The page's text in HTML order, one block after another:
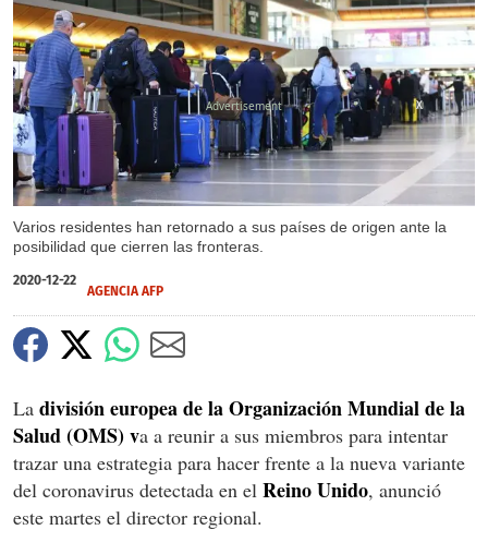
Varios residentes han retornado a sus países de origen ante la
posibilidad que cierren las fronteras.
X
2020-12-22
AGENCIA AFP
La división europea de la Organización Mundial de la
Salud (OMS) va a reunir a sus miembros para intentar
trazar una estrategia para hacer frente a la nueva variante
del coronavirus detectada en el Reino Unido, anunció
este martes el director regional.